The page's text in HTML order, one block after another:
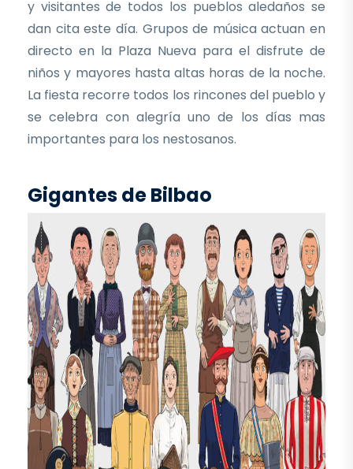
y visitantes de todos los pueblos aledaños se
dan cita este día. Grupos de música actuan en
directo en la Plaza Nueva para el disfrute de
niños y mayores hasta altas horas de la noche.
La fiesta recorre todos los rincones del pueblo y
se celebra con alegría uno de los días mas
importantes para los nestosanos.
Gigantes de Bilbao